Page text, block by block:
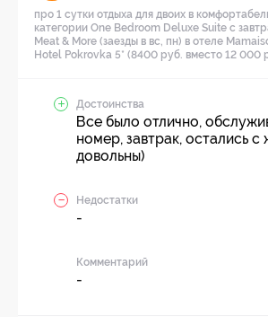
про 1 сутки отдыха для двоих в
категории One Bedroom Deluxe Suite с
Meat & More (заезды в вс, пн) в отеле
Hotel Pokrovka 5* (8400 руб. вместо 12 000
Достоинства
Все было отлично,
номер, завтрак, остались с
довольны)
Недостатки
-
Комментарий
-